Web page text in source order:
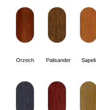
Orzech Palisander Sapeli